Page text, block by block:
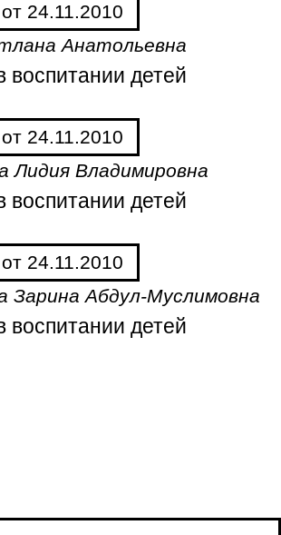
24.11.2010
Анатольевна
воспитании детей
24.11.2010
Лидия Владимировна
воспитании детей
24.11.2010
Зарина Абдул-Муслимовна
воспитании детей